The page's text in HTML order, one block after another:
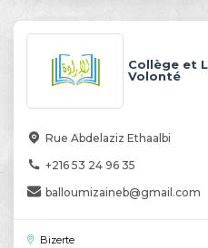
Collège et
Volonté
Rue Abdelaziz Ethaalbi
+216 53 24 96 35
balloumizaineb@gmail.com
Bizerte